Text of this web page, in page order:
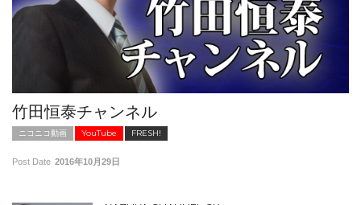
竹田恒泰チャンネル
ニコニコ動画 YouTube FRESH!
Post Date 2016年10月29日